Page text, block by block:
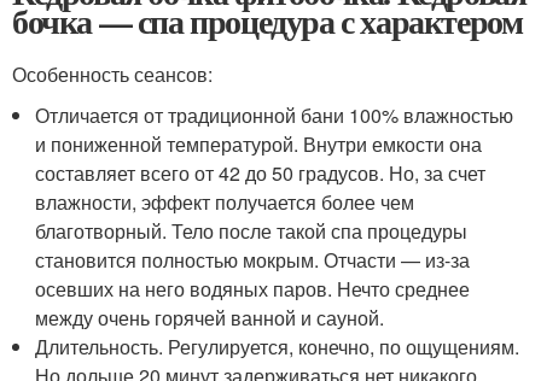
бочка — спа процедура с характером
Особенность сеансов:
Отличается от традиционной бани 100% влажностью
и пониженной температурой. Внутри емкости она
составляет всего от 42 до 50 градусов. Но, за счет
влажности, эффект получается более чем
благотворный. Тело после такой спа процедуры
становится полностью мокрым. Отчасти — из-за
осевших на него водяных паров. Нечто среднее
между очень горячей ванной и сауной.
Длительность. Регулируется, конечно, по ощущениям.